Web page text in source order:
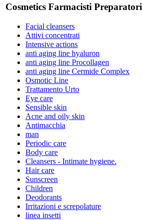
Cosmetics Farmacisti Preparatori
Facial cleansers
Attivi concentrati
Intensive actions
anti aging line hyaluron
anti aging line Procollagen
anti aging line Cermide Complex
Osmotic Line
Trattamento Urto
Eye care
Sensible skin
Acne and oily skin
Antimacchia
man
Periodic care
Body care
Cleansers - Intimate hygiene.
Hair care
Sunscreen
Children
Deodorants
Irritazioni e screpolature
linea insetti